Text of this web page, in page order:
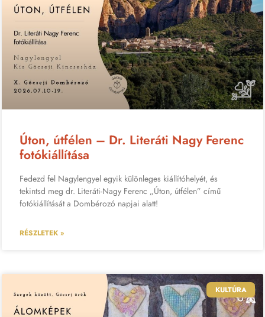
Úton, útfélen – Dr. Literáti Nagy Ferenc
fotókiállítása
Fedezd fel Nagylengyel egyik különleges kiállítóhelyét, és
tekintsd meg dr. Literáti-Nagy Ferenc „Úton, útfélen” című
fotókiállítását a Dombérozó napjai alatt!
RÉSZLETEK »
KULTÚRA